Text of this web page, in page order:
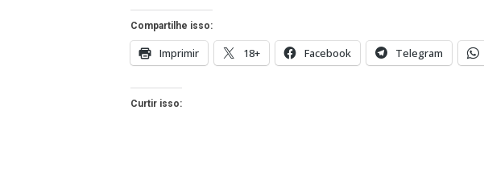
Compartilhe isso:
Imprimir 18+ Facebook Telegram
Curtir isso: